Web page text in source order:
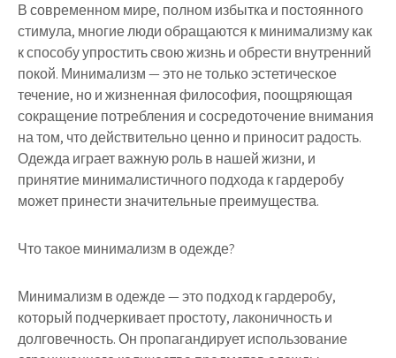
В современном мире, полном избытка и постоянного
стимула, многие люди обращаются к минимализму как
к способу упростить свою жизнь и обрести внутренний
покой. Минимализм — это не только эстетическое
течение, но и жизненная философия, поощряющая
сокращение потребления и сосредоточение внимания
на том, что действительно ценно и приносит радость.
Одежда играет важную роль в нашей жизни, и
принятие минималистичного подхода к гардеробу
может принести значительные преимущества.
Что такое минимализм в одежде?
Минимализм в одежде — это подход к гардеробу,
который подчеркивает простоту, лаконичность и
долговечность. Он пропагандирует использование